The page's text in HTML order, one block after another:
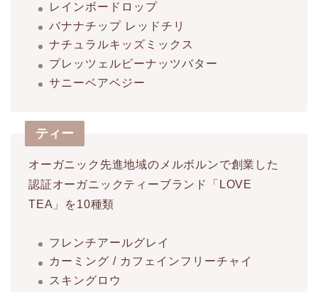
レインボードロップ
バナナチップ レッドチリ
ナチュラルキッズミックス
プレッツェルピーナッツバター
サニーベアベジー
ティー
オーガニック先進地域のメルボルンで創業した
認証オーガニックティーブランド「LOVE
TEA」を10種類
フレンチアールグレイ
カーミング / カフェインフリーチャイ
スキングロウ